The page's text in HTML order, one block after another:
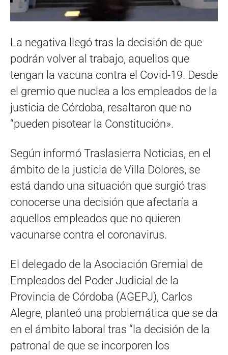
La negativa llegó tras la decisión de que
podrán volver al trabajo, aquellos que
tengan la vacuna contra el Covid-19. Desde
el gremio que nuclea a los empleados de la
justicia de Córdoba, resaltaron que no
“pueden pisotear la Constitución».
Según informó Traslasierra Noticias, en el
ámbito de la justicia de Villa Dolores, se
está dando una situación que surgió tras
conocerse una decisión que afectaría a
aquellos empleados que no quieren
vacunarse contra el coronavirus.
El delegado de la Asociación Gremial de
Empleados del Poder Judicial de la
Provincia de Córdoba (AGEPJ), Carlos
Alegre, planteó una problemática que se da
en el ámbito laboral tras “la decisión de la
patronal de que se incorporen los